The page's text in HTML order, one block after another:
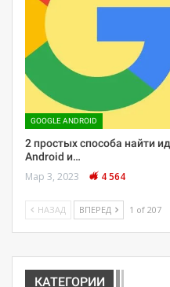
GOOGLE ANDROID
2 простых способа найти
Android и…
Мар 3, 2023 4 564
НАЗАД ВПЕРЕД 1 of 207
КАТЕГОРИИ